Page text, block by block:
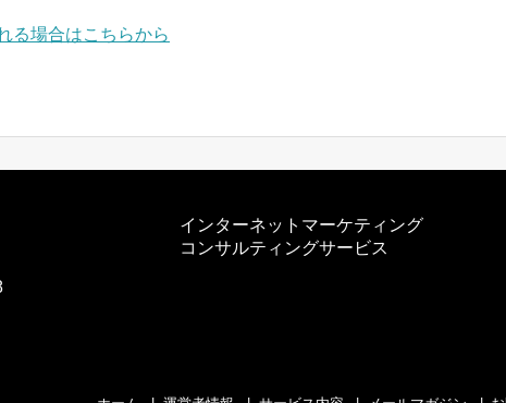
る場合はこちらから
インターネットマーケティング
コンサルティングサービス